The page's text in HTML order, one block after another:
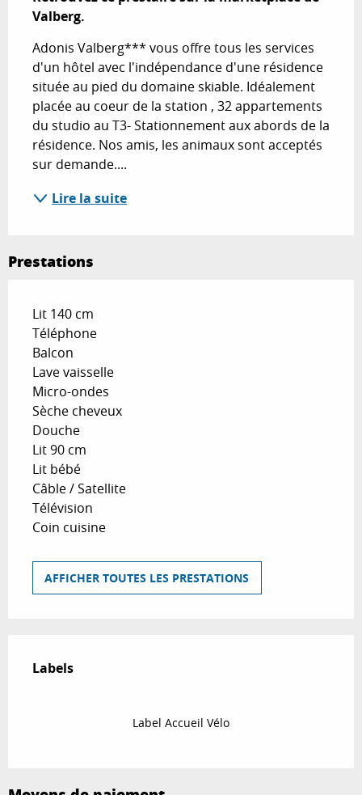
Valberg.
Adonis Valberg*** vous offre tous les services
d'un hôtel avec l'indépendance d'une résidence
située au pied du domaine skiable. Idéalement
placée au coeur de la station , 32 appartements
du studio au T3- Stationnement aux abords de la
résidence. Nos amis, les animaux sont acceptés
sur demande....
Lire la suite
Prestations
Lit 140 cm
Téléphone
Balcon
Lave vaisselle
Micro-ondes
Sèche cheveux
Douche
Lit 90 cm
Lit bébé
Câble / Satellite
Télévision
Coin cuisine
AFFICHER TOUTES LES PRESTATIONS
Labels
Labels
Label Accueil Vélo